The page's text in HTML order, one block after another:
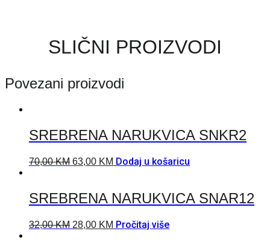
SLIČNI PROIZVODI
Povezani proizvodi
SREBRENA NARUKVICA SNKR2
70,00KM 63,00 KM Dodaj u košaricu
SREBRENA NARUKVICA SNAR12
32,00KM 28,00 KM Pročitaj više